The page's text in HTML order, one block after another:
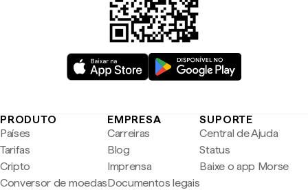
PRODUTO
Países
Tarifas
Cripto
Conversor de moedas
EMPRESA
Carreiras
Blog
Imprensa
Documentos legais
SUPORTE
Central de Ajuda
Status
Baixe o app Morse